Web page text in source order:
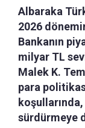
Albaraka
2026
Bankanın
milyar TL
Malek K.
para
sürdürmeye